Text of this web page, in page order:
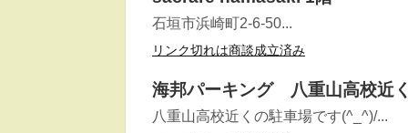
石垣市浜崎町2-6-50...
リンク切れは商談成立済み
海邦パーキング 八重山高校近
八重山高校近くの駐車場です(^_^)/...